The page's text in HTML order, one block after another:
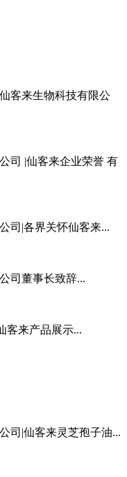
客来生物科技有限公
司 |仙客来企业荣誉 有
司|各界关怀仙客来...
司董事长致辞...
客来产品展示...
司|仙客来灵芝孢子油...